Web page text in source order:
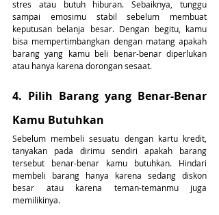
stres atau butuh hiburan. Sebaiknya, tunggu
sampai emosimu stabil sebelum membuat
keputusan belanja besar. Dengan begitu, kamu
bisa mempertimbangkan dengan matang apakah
barang yang kamu beli benar-benar diperlukan
atau hanya karena dorongan sesaat.
4. Pilih Barang yang Benar-Benar
Kamu Butuhkan
Sebelum membeli sesuatu dengan kartu kredit,
tanyakan pada dirimu sendiri apakah barang
tersebut benar-benar kamu butuhkan. Hindari
membeli barang hanya karena sedang diskon
besar atau karena teman-temanmu juga
memilikinya.